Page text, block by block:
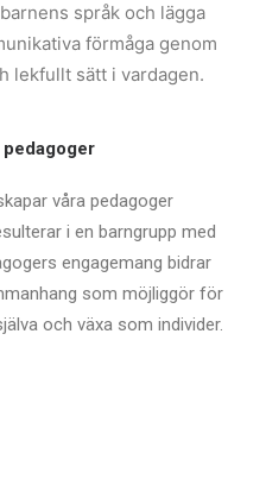
språk och lägga
förmåga genom
lekfullt sätt i vardagen.
våra pedagoger
i en barngrupp med
engagemang bidrar
som möjliggör för
och växa som individer.